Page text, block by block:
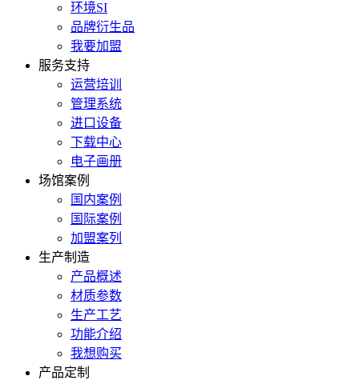
环境SI
品牌衍生品
我要加盟
服务支持
运营培训
管理系统
进口设备
下载中心
电子画册
场馆案例
国内案例
国际案例
加盟案列
生产制造
产品概述
材质参数
生产工艺
功能介绍
我想购买
产品定制